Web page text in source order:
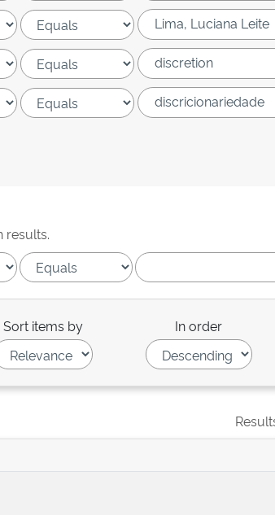
results.
Sort items by In order